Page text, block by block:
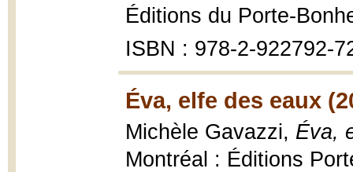
Éditions du Porte-
ISBN : 978-2-922792-
Éva, elfe des eaux
Michèle Gavazzi, Éva,
Montréal : Éditions